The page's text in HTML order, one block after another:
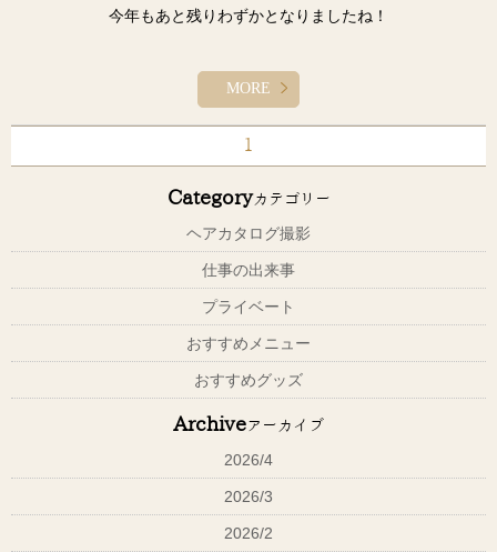
こんにちは(^^)/
2021年も早いもので残り２週間となりましたね！
暖かくしてお過ごしくださいね(^_-)-☆
今回はボブスタイルです！
どんな人にでも似合いやすいボブは、秋冬の落ち着いた服装にも合
わせやすく人気です！
ボブのインナーカラーも耳にかけてさらっとオシャレを楽しめます
よ！
普段のスタイリングの仕方やアレンジも教えさせていただきます(*^-
是非、年末までにカットやカラーされたい方は年内は12月30日まで
よろしくお願い致します。
今年もあと残りわずかとなりましたね！
今年は、ショートスタイルが流行りましたね(*^-^*)
今回は〜ショートスタイルにすることで〜をお伝えさせて頂きま
す！
トップや後頭部にボリュームがでる
小顔効果がある
絶壁を解消できる
ドライヤーが楽に早く乾く
乾かすだけで決まる
丸くなりやすく、広がりにくい
首元がスッキリ綺麗になる
などなど沢山あります！
僕はショートスタイルも得意ですので、お客様の雰囲気や骨格に合
わせたスタイルでご提案をさせて頂きますので是非お任せ下さいま
せ！
スタイリスト 森井 佑
MORE
1
Categoryカテゴリー
ヘアカタログ撮影
仕事の出来事
プライベート
おすすめメニュー
おすすめグッズ
Archiveアーカイブ
2026/4
2026/3
2026/2